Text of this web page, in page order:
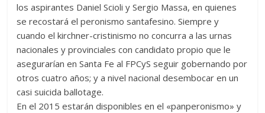
los aspirantes Daniel Scioli y Sergio Massa, en quienes
se recostará el peronismo santafesino. Siempre y
cuando el kirchner-cristinismo no concurra a las urnas
nacionales y provinciales con candidato propio que le
asegurarían en Santa Fe al FPCyS seguir gobernando por
otros cuatro años; y a nivel nacional desembocar en un
casi suicida ballotage.
En el 2015 estarán disponibles en el «panperonismo» y